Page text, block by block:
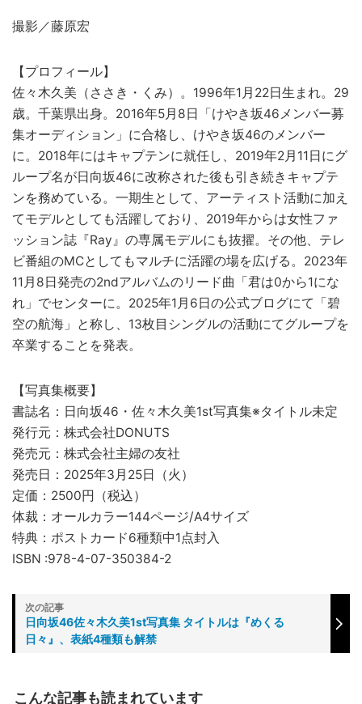
撮影／藤原宏
【プロフィール】
佐々木久美（ささき・くみ）。1996年1月22日生まれ。29
歳。千葉県出身。2016年5月8日「けやき坂46メンバー募
集オーディション」に合格し、けやき坂46のメンバー
に。2018年にはキャプテンに就任し、2019年2月11日にグ
ループ名が日向坂46に改称された後も引き続きキャプテ
ンを務めている。一期生として、アーティスト活動に加え
てモデルとしても活躍しており、2019年からは女性ファ
ッション誌『Ray』の専属モデルにも抜擢。その他、テレ
ビ番組のMCとしてもマルチに活躍の場を広げる。2023年
11月8日発売の2ndアルバムのリード曲「君は0から1にな
れ」でセンターに。2025年1月6日の公式ブログにて「碧
空の航海」と称し、13枚目シングルの活動にてグループを
卒業することを発表。
【写真集概要】
書誌名：日向坂46・佐々木久美1st写真集※タイトル未定
発行元：株式会社DONUTS
発売元：株式会社主婦の友社
発売日：2025年3月25日（火）
定価：2500円（税込）
体裁：オールカラー144ページ/A4サイズ
特典：ポストカード6種類中1点封入
ISBN :978-4-07-350384-2
日向坂46佐々木久美1st写真集 タイトルは『めくる
日々』、表紙4種類も解禁
こんな記事も読まれています